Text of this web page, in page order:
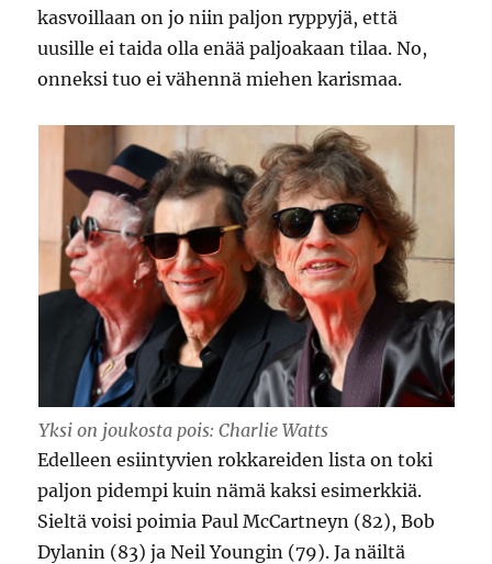
kasvoillaan on jo niin paljon ryppyjä, että
uusille ei taida olla enää paljoakaan tilaa. No,
onneksi tuo ei vähennä miehen karismaa.
Yksi on joukosta pois: Charlie Watts
Edelleen esiintyvien rokkareiden lista on toki
paljon pidempi kuin nämä kaksi esimerkkiä.
Sieltä voisi poimia Paul McCartneyn (82), Bob
Dylanin (83) ja Neil Youngin (79). Ja näiltä